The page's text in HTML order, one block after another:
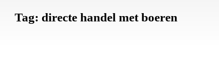
Tag: directe handel met boeren